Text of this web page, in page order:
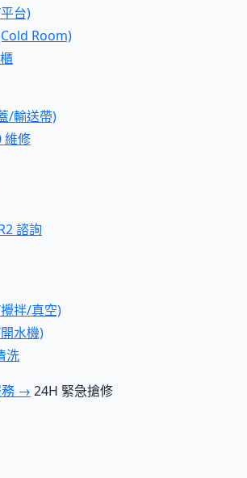
台)
Room)
/輸送帶)
維修
諮詢
拌/真空)
水機)
洗
務 → 24H 緊急搶修